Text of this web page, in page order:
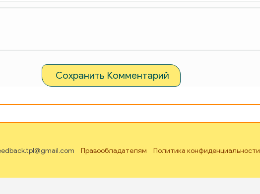
Сохранить Комментарий
Правообладателям Политика конфиденциальности